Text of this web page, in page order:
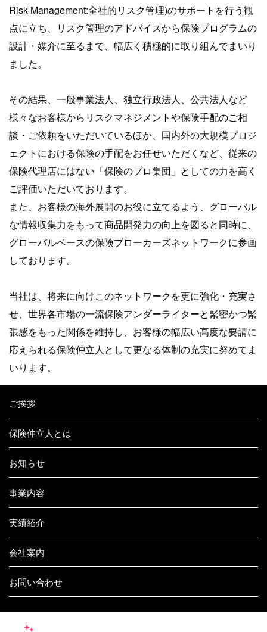
Risk Management:全社的リスク管理)のサポートを行う観
点に立ち、リスク管理のアドバイスから保険プログラムの
設計・媒介に至るまで、幅広く積極的に取り組んでまいり
ました。
その結果、一般事業法人、独立行政法人、公共法人など
様々なお客様からリスクマネジメントや保険手配のご相
談・ご依頼をいただいているほか、国内外の大規模プロジ
ェクトにおける保険の手配をお任せいただくなど、従来の
保険代理店にはない「保険のプロ集団」としての力を高く
ご評価いただいております。
また、お客様の海外展開のお役に立てるよう、グローバル
な情報収集力をもって商品開発力の向上を図ると同時に、
グローバルベースの保険ブローカーズネットワークに参画
しております。
当社は、将来に向けこのネットワークを更に強化・充実さ
せ、世界各市場の一流保険アンダーライターと緊密かつ緊
張感をもった関係を維持し、お客様の幅広い高度な要請に
応えられる保険仲立人として更なる体制の充実に努めてま
いります。
ご挨拶
保険仲立人とは
お知らせ
事業内容
実績紹介
会社案内
お問い合わせ